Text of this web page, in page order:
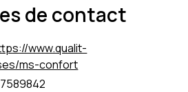
de contact
www.qualit-
ms-confort